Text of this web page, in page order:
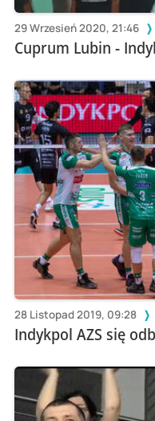
29 Wrzesień 2020, 21:46
Cuprum Lubin -
28 Listopad 2019, 09:28
Indykpol AZS się